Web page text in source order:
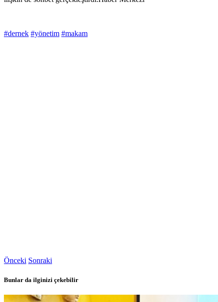
#dernek #yönetim #makam
Önceki Sonraki
Bunlar da ilginizi çekebilir